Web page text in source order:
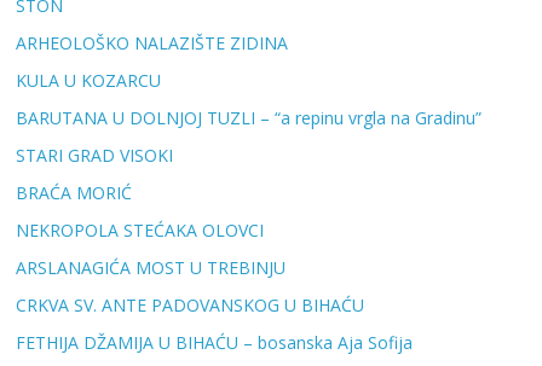
STON
ARHEOLOŠKO NALAZIŠTE ZIDINA
KULA U KOZARCU
BARUTANA U DOLNJOJ TUZLI – “a repinu vrgla na Gradinu”
STARI GRAD VISOKI
BRAĆA MORIĆ
NEKROPOLA STEĆAKA OLOVCI
ARSLANAGIĆA MOST U TREBINJU
CRKVA SV. ANTE PADOVANSKOG U BIHAĆU
FETHIJA DŽAMIJA U BIHAĆU – bosanska Aja Sofija